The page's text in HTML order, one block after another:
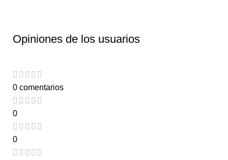
Opiniones de los usuarios
0 comentarios
0
0